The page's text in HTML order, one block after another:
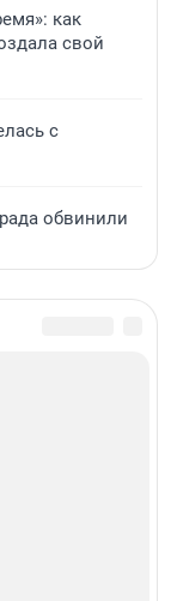
как
свой
с
обвинили